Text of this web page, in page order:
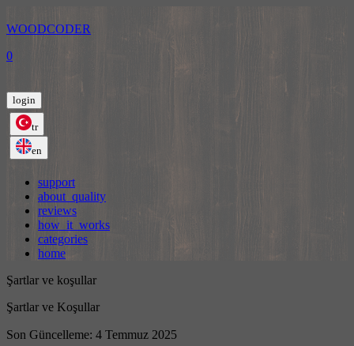
WOODCODER
0
login
tr
en
support
about_quality
reviews
how_it_works
categories
home
Şartlar ve koşullar
Şartlar ve Koşullar
Son Güncelleme: 4 Temmuz 2025